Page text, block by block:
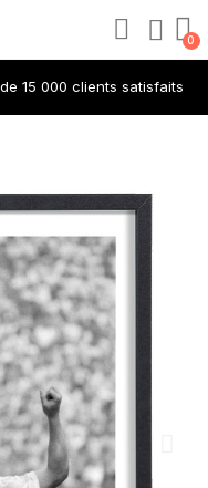
15 000 clients satisfaits